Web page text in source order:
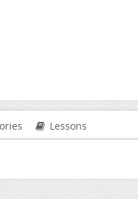
Lessons